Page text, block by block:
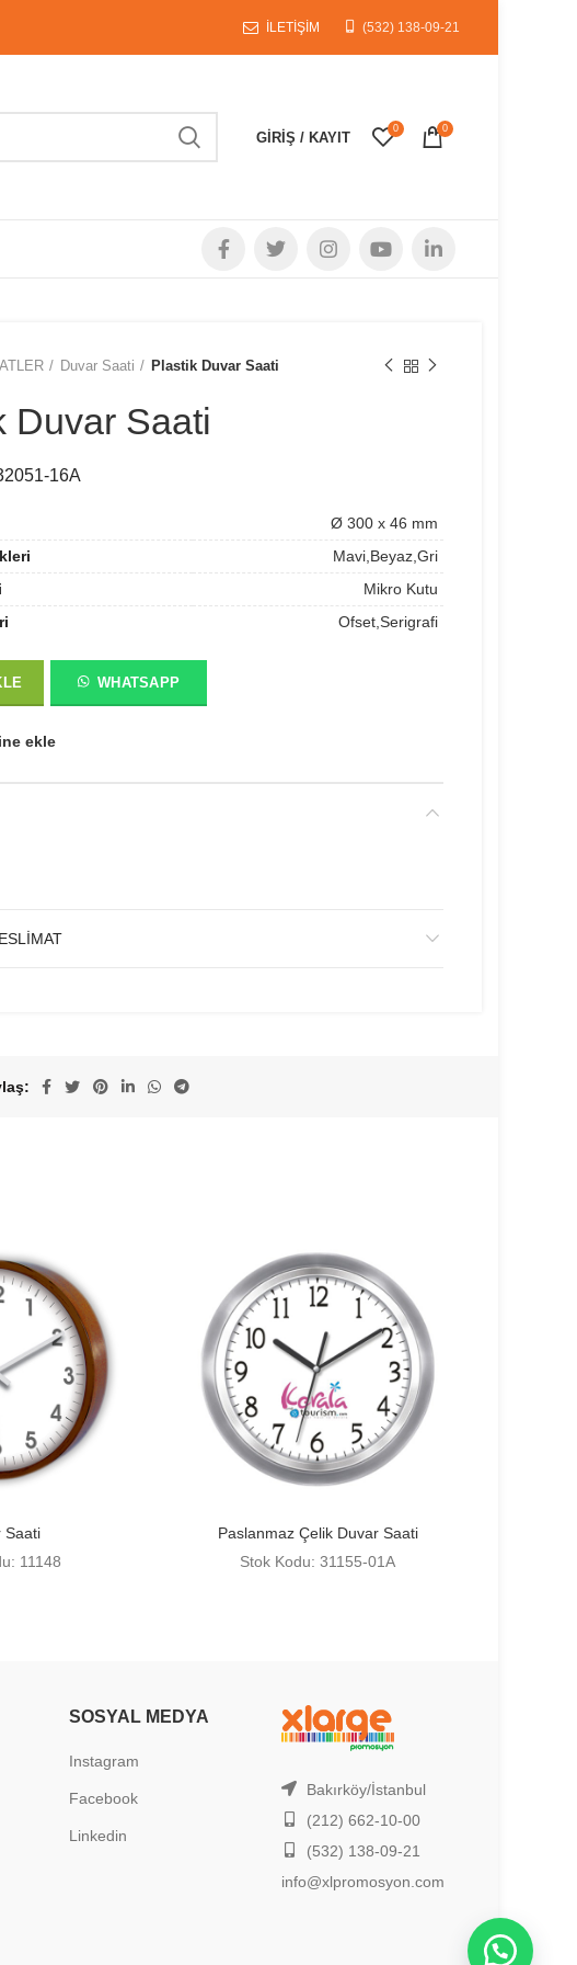
İLETİŞİM (532) 138-09-21
GIRIŞ / KAYIT
0 0
Duvar Saati Plastik Duvar Saati
Duvar Saati
16A
Ø 300 x 46 mm
Mavi,Beyaz,Gri
Mikro Kutu
Ofset,Serigrafi
WHATSAPP
ekle
Saati
11148
Paslanmaz Çelik Duvar Saati
Stok Kodu: 31155-01A
SOSYAL MEDYA
Instagram
Facebook
Linkedin
Bakırköy/İstanbul
(212) 662-10-00
(532) 138-09-21
info@xlpromosyon.com